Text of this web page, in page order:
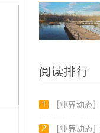
阅读排行
1 [业界动态]
2 [业界动态]